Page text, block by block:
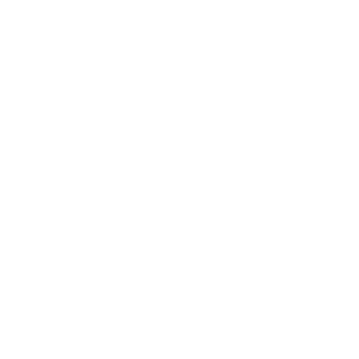
le niveau d’exécution ;
C Titanium Edition Six est annoncée à 48